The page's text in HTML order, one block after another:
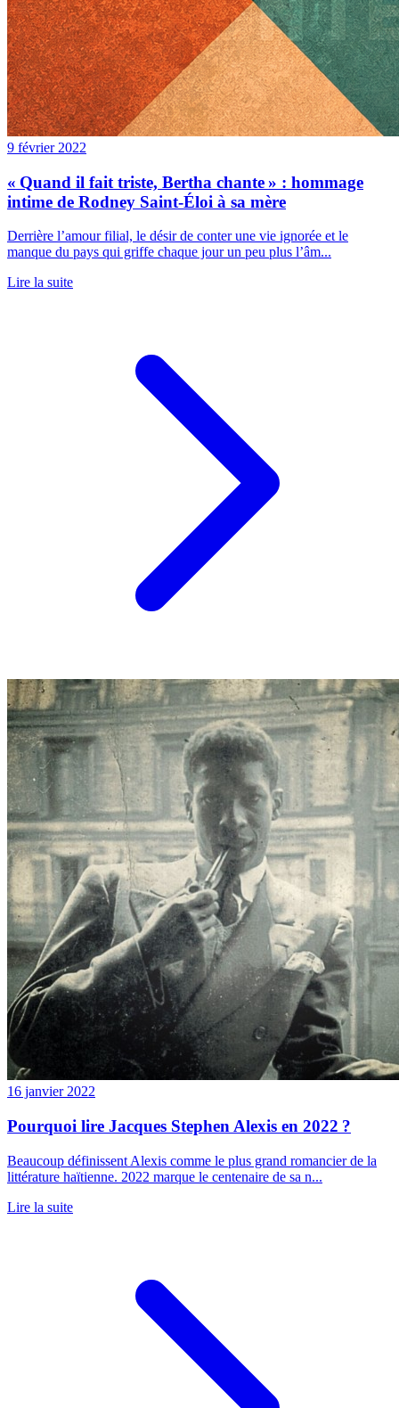
9 février 2022
« Quand il fait triste, Bertha chante » : hommage
intime de Rodney Saint-Éloi à sa mère
Derrière l’amour filial, le désir de conter une vie ignorée et le
manque du pays qui griffe chaque jour un peu plus l’âm...
Lire la suite
16 janvier 2022
Pourquoi lire Jacques Stephen Alexis en 2022 ?
Beaucoup définissent Alexis comme le plus grand romancier de la
littérature haïtienne. 2022 marque le centenaire de sa n...
Lire la suite